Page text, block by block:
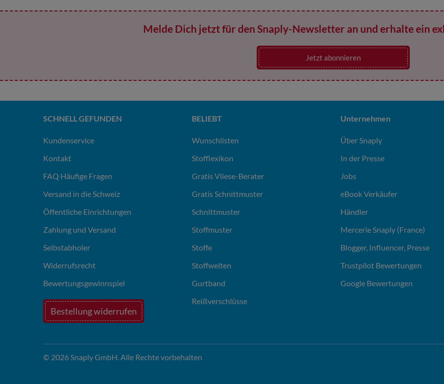
Melde Dich jetzt für den Snaply-Newsletter an und erhalte ein
Jetzt abonnieren
SCHNELL GEFUNDEN
Kundenservice
Kontakt
FAQ Häufige Fragen
Versand in die Schweiz
Öffentliche Einrichtungen
Zahlung und Versand
Selbstabholer
Widerrufsrecht
Bewertungsgewinnspiel
Bestellung widerrufen
BELIEBT
Wunschlisten
Stofflexikon
Gratis Vliese-Berater
Gratis Schnittmuster
Schnittmuster
Stoffmuster
Stoffe
Stoffwelten
Gurtband
Reißverschlüsse
Unternehmen
Über Snaply
In der Presse
Jobs
eBook Verkäufer
Händler
Mercerie Snaply (France)
Blogger, Influencer, Presse
Trustpilot Bewertungen
Google Bewertungen
© 2026 Snaply GmbH. Alle Rechte vorbehalten